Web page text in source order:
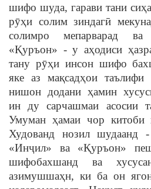
шифо шуда, гарави тани
рӯҳи солим зиндагӣ
солимро мепарварад ва
«Қуръон» - у аҳодиси
тану рӯҳи инсон шифо
яке аз мақсадҳои
нишон додани ҳамин
ин ду сарчашмаи асосии
Умуман ҳамаи чор китоби
Худованд нозил шудаанд
«Инҷил» ва «Қуръон»
шифобахшанд ва
азимушшаҳн, ки ба он